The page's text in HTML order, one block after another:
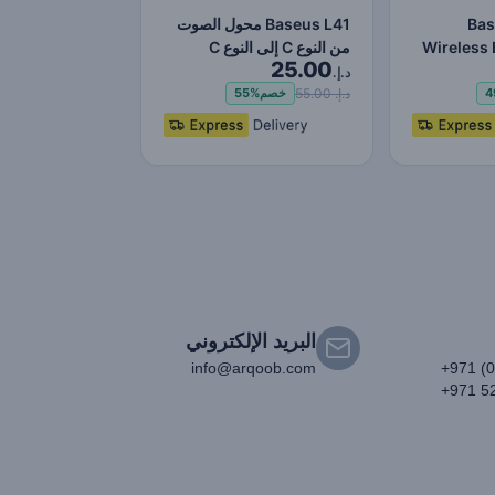
Wireless
Baseus L41 محول الصوت
من النوع C إلى النوع C
ومحول مقبس 3.5 ملم…
د.إ.25.00
د.إ. 55.00 خصم55%
+971
+971
البريد الإلكتروني
info@arqoob.com